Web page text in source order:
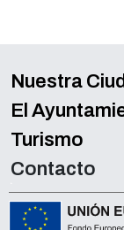
Nuestra
El
Turismo
Contacto